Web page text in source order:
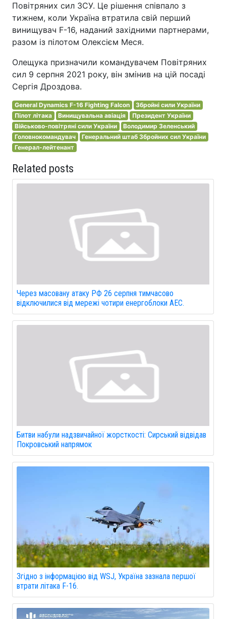
Повітряних сил ЗСУ. Це рішення співпало з
тижнем, коли Україна втратила свій перший
винищувач F-16, наданий західними партнерами,
разом із пілотом Олексієм Меся.
Олещука призначили командувачем Повітряних
сил 9 серпня 2021 року, він змінив на цій посаді
Сергія Дроздова.
General Dynamics F-16 Fighting Falcon
Збройні сили України
Пілот літака
Винищувальна авіація
Президент України
Військово-повітряні сили України
Володимир Зеленський
Головнокомандувач
Генеральний штаб Збройних сил України
Генерал-лейтенант
Related posts
Через масовану атаку РФ 26 серпня тимчасово
відключилися від мережі чотири енергоблоки АЕС.
Битви набули надзвичайної жорсткості: Сирський відвідав
Покровський напрямок
Згідно з інформацією від WSJ, Україна зазнала першої
втрати літака F-16.